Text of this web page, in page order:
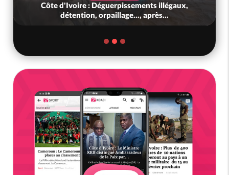
Côte d'Ivoire : Déguerpissements illégaux,
détention, orpaillage..., après...